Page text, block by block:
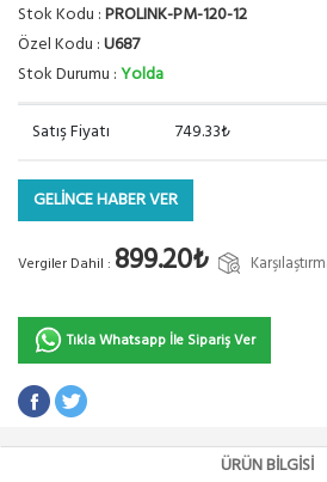
Stok Kodu :PROLINK-PM-120-12
Özel Kodu :U687
Stok Durumu :Yolda
Satış Fiyatı 749.33₺
GELİNCE HABER VER
Vergiler Dahil : 899.20₺
Tıkla Whatsapp İle Sipariş Ver
ÜRÜN BILGISI